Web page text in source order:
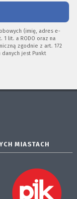
(imię, adres e-
1 lit. a RODO oraz na
zgodnie z art. 172
jest Punkt
MIASTACH